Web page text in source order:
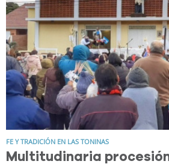
FE Y TRADICIÓN EN LAS TONINAS
Multitudinaria